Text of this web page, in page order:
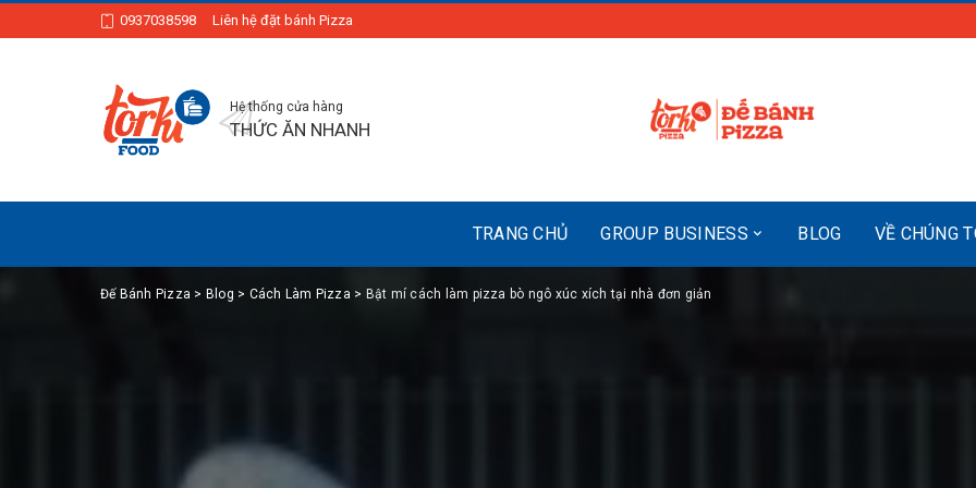
0937038598 Liên hệ đặt bánh Pizza
Hệ thống cửa hàng
THỨC ĂN NHANH
TRANG CHỦ GROUP BUSINESS BLOG VỀ CHÚNG
Đế Bánh Pizza > Blog > Cách Làm Pizza > Bật mí cách làm pizza bò ngô xúc xích tại nhà đơn giản